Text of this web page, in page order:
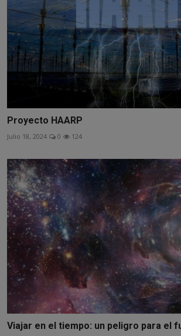
Proyecto HAARP
Julio 18, 2024 0 124
Viajar en el tiempo: un peligro para el